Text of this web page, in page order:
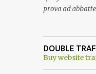
prova ad
alcuna notizia di
aereo NATO da
DOUBLE
Buy website